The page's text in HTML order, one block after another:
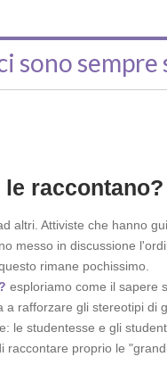
sono sempre
raccontano?
altri. Attiviste che hanno
messo in discussione
rimane pochissimo.
esploriamo come il sapere
rafforzare gli stereotipi di
le studentesse e gli
raccontare proprio le